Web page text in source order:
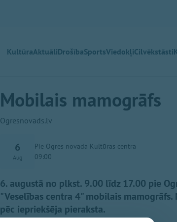
KultūraAktuāliDrošībaSportsViedokļiCilvēkstāsti
Mobilais mamogrāfs
Ogresnovads.lv
6
Aug
Pie Ogres novada Kultūras centra
09:00
6. augustā no plkst. 9.00 līdz 17.00 pie
"Veselības centra 4" mobilais
pēc iepriekšēja pieraksta.